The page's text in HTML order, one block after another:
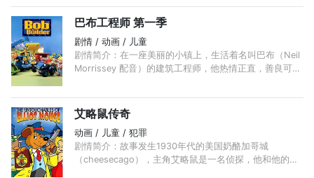
对象是一到四岁的儿童。 ...
巴布工程师 第一季
剧情 / 动画 / 儿童
剧情简介：在一座美丽的小镇上，生活着名叫巴布（Neil
Morrissey 配音）的建筑工程师，他热情正直，善良可
艾略鼠传奇
动画 / 儿童 / 犯罪
剧情简介：故事发生1930年代的美国奶酪加哥城
（cheesecago），主角艾略鼠是一名侦探，他和他的另